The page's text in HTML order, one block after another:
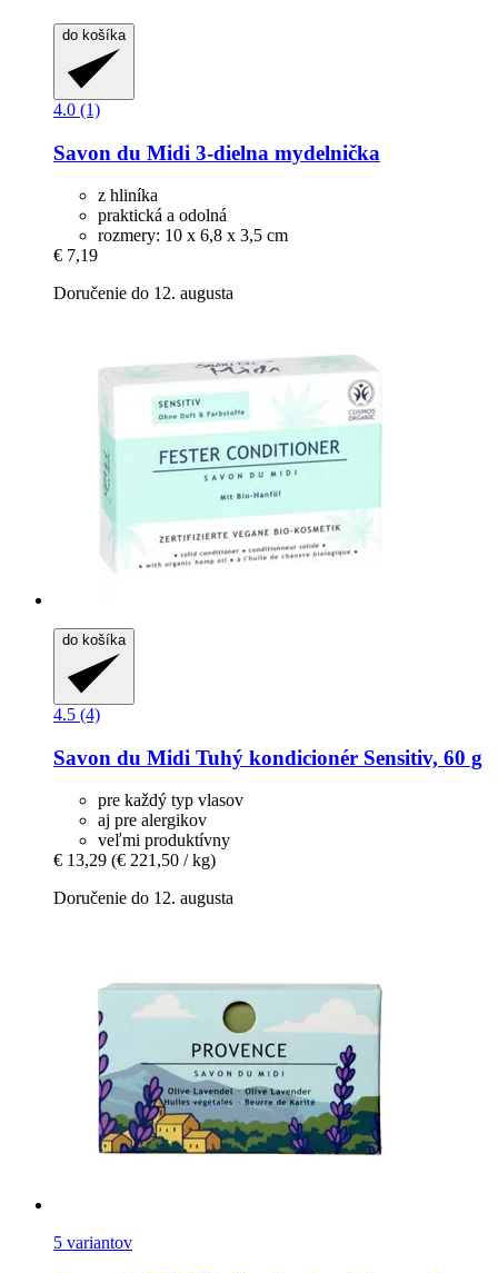
do košíka
4.0 (1)
Savon du Midi 3-​dielna mydelnička
z hliníka
praktická a odolná
rozmery: 10 x 6,8 x 3,5 cm
€ 7,19
Doručenie do 12. augusta
do košíka
4.5 (4)
Savon du Midi Tuhý kondicionér Sensitiv, 60 g
pre každý typ vlasov
aj pre alergikov
veľmi produktívny
€ 13,29 (€ 221,50 / kg)
Doručenie do 12. augusta
5 variantov